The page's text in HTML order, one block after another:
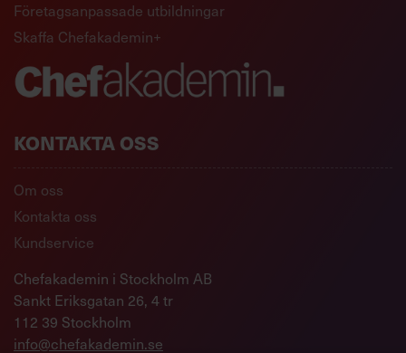
Företagsanpassade utbildningar
Skaffa Chefakademin+
KONTAKTA OSS
Om oss
Kontakta oss
Kundservice
Chefakademin i Stockholm AB
Sankt Eriksgatan 26, 4 tr
112 39 Stockholm
info@chefakademin.se